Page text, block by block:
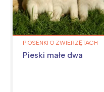
PIOSENKI O ZWIERZĘTACH
Pieski małe dwa